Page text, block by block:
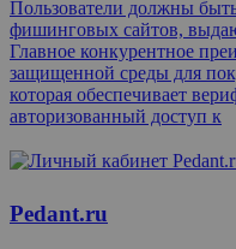
Пользователи должны
фишинговых сайтов,
Главное конкурентное
защищенной среды для
которая обеспечивает
авторизованный доступ к
Pedant.ru